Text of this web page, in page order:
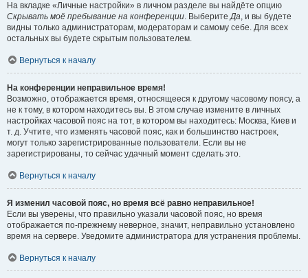
На вкладке «Личные настройки» в личном разделе вы найдёте опцию
Скрывать моё пребывание на конференции. ВыберитеДа, и вы будете
видны только администраторам, модераторам и самому себе. Для всех
остальных вы будете скрытым пользователем.
Вернуться к началу
На конференции неправильное время!
Возможно, отображается время, относящееся к другому часовому поясу, а
не к тому, в котором находитесь вы. В этом случае измените в личных
настройках часовой пояс на тот, в котором вы находитесь: Москва, Киев и
т. д. Учтите, что изменять часовой пояс, как и большинство настроек,
могут только зарегистрированные пользователи. Если вы не
зарегистрированы, то сейчас удачный момент сделать это.
Вернуться к началу
Я изменил часовой пояс, но время всё равно неправильное!
Если вы уверены, что правильно указали часовой пояс, но время
отображается по-прежнему неверное, значит, неправильно установлено
время на сервере. Уведомите администратора для устранения проблемы.
Вернуться к началу